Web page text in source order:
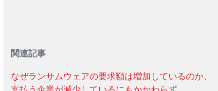
関連記事
なぜランサムウェアの要求額は増加しているのか、